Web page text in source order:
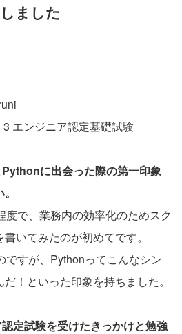
ました
エンジニア認定基礎試験
に出会った際の第一印象
度で、業務内の効率化のためスク
いてみたのが初めてです。
ですが、Pythonってこんなシン
！といった印象を持ちました。
定試験を受けたきっかけと勉強